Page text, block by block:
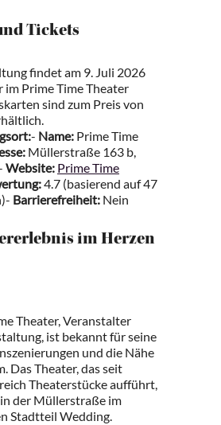
Tickets
findet am 9. Juli 2026
im Prime Time Theater
sind zum Preis von
- Name: Prime Time
Müllerstraße 163 b,
Website: Prime Time
4.7 (basierend auf 47
Barrierefreiheit: Nein
im Herzen
Theater, Veranstalter
ist bekannt für seine
und die Nähe
Das Theater, das seit
Theaterstücke aufführt,
der Müllerstraße im
Stadtteil Wedding.